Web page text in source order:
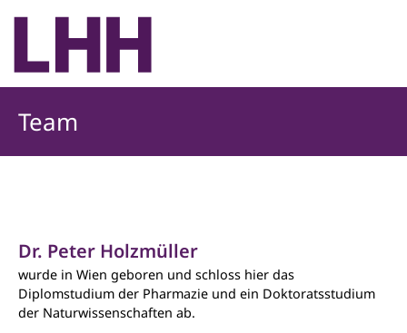
Team
Dr. Peter Holzmüller
wurde in Wien geboren und schloss hier das
Diplomstudium der Pharmazie und ein Doktoratsstudium
der Naturwissenschaften ab.